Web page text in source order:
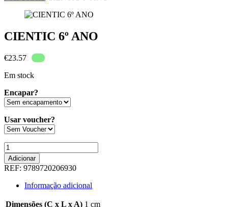
CIENTIC 6º ANO
€23.57
Em stock
Encapar?
Usar voucher?
Quantidade
de
CIENTIC
6º
ANO
Adicionar
REF: 9789720206930
Informação adicional
Dimensões (C x L x A) 1 cm